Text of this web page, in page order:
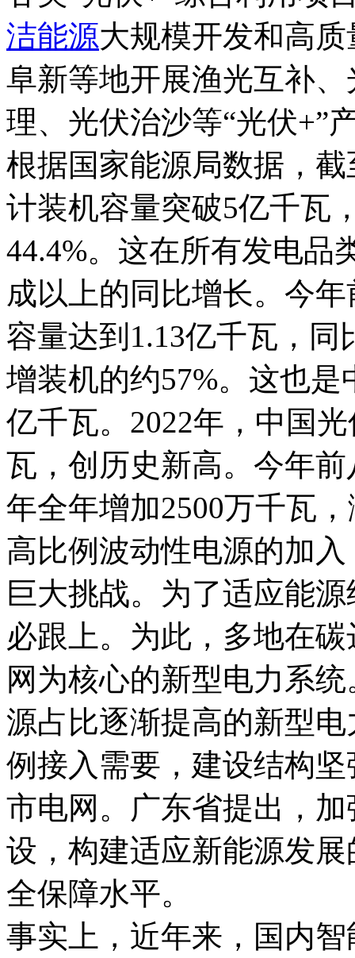
洁能源大规模开发和高
阜新等地开展渔光互补
理、光伏治沙等“光伏+”
根据国家能源局数据，
计装机容量突破5亿千瓦
44.4%。这在所有发电品
成以上的同比增长。今
容量达到1.13亿千瓦，
增装机的约57%。这也
亿千瓦。2022年，中国
瓦，创历史新高。今年
年全年增加2500万千瓦
高比例波动性电源的加
巨大挑战。为了适应能
必跟上。为此，多地在
网为核心的新型电力系
源占比逐渐提高的新型
例接入需要，建设结构
市电网。广东省提出，
设，构建适应新能源发
全保障水平。
事实上，近年来，国内